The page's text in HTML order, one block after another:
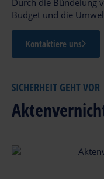
Durch die Bündelung
Budget und die
Kontaktiere uns
SICHERHEIT GEHT VOR